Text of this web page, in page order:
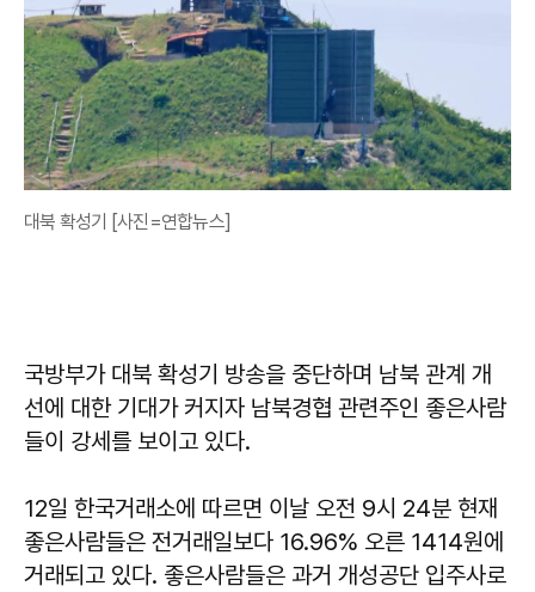
대북 확성기 [사진=연합뉴스]
국방부가 대북 확성기 방송을 중단하며 남북 관계 개
선에 대한 기대가 커지자 남북경협 관련주인 좋은사람
들이 강세를 보이고 있다.
12일 한국거래소에 따르면 이날 오전 9시 24분 현재
좋은사람들은 전거래일보다 16.96% 오른 1414원에
거래되고 있다. 좋은사람들은 과거 개성공단 입주사로